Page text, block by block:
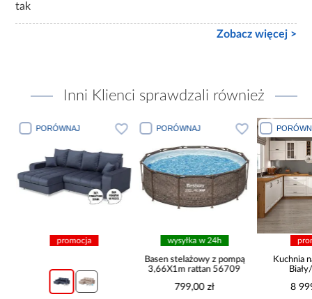
tak
Zobacz więcej >
Inni Klienci sprawdzali również
PORÓWNAJ
promocja
PORÓWNAJ
wysyłka w 24h
Basen stelażowy z pompą
3,66X1m rattan 56709
799,00 zł
Kuchnia
8